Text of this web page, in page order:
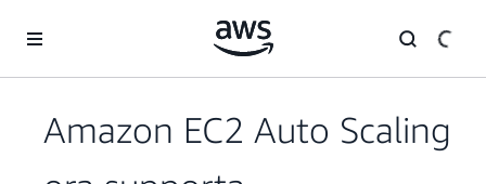
Amazon EC2 Auto Scaling